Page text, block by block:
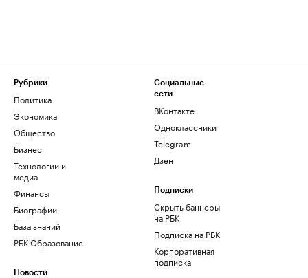
Рубрики
Политика
Экономика
Общество
Бизнес
Технологии и
медиа
Финансы
Биографии
База знаний
РБК Образование
Новости
Социальные
сети
ВКонтакте
Одноклассники
Telegram
Дзен
Подписки
Скрыть баннеры
на РБК
Подписка на РБК
Корпоративная
подписка